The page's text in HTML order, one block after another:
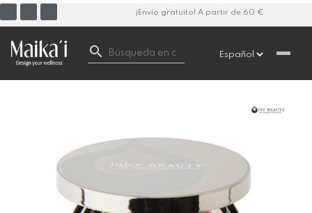
¡Envío gratuito! A partir de 60 €
